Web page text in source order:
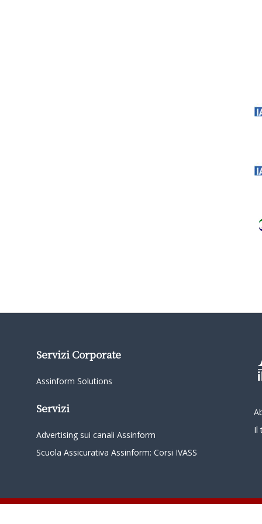
Servizi Corporate
Assinform Solutions
Servizi
Advertising sui canali Assinform
Scuola Assicurativa Assinform: Corsi IVASS
Il